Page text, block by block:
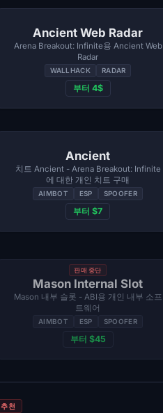
Ancient Web Radar
Arena Breakout: Infinite용 Ancient Web
Radar
WALLHACK RADAR
부터 4$
Ancient
치트 Ancient - Arena Breakout: Infinite
에 대한 개인 치트 구매
AIMBOT ESP SPOOFER
부터 $7
판매 중단
Mason Internal Slot
Mason 내부 슬롯 - ABI용 개인 내부 소프
트웨어
AIMBOT ESP SPOOFER
부터 $45
추천